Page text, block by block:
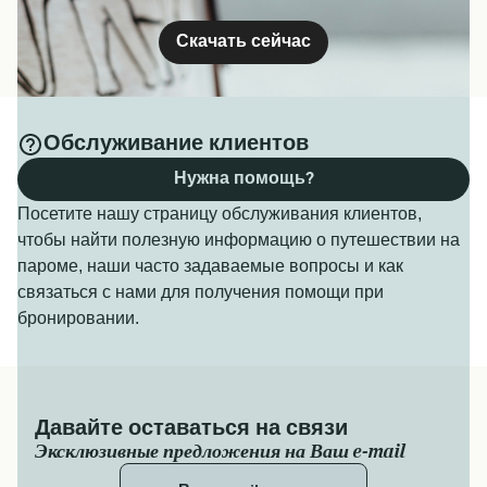
Получить цену
Batam Fast
Получить цену
Majestic Fast
13сообщений ежедневно
Для дополнительной информации, пожалуйста,
посетите нашу страницуПаромы из Johor в Батам.
Скачать сейчас
Обслуживание клиентов
Посетите нашу страницу обслуживания клиентов,
чтобы найти полезную информацию о путешествии на
пароме, наши часто задаваемые вопросы и как
связаться с нами для получения помощи при
бронировании.
Нужна помощь?
Давайте оставаться на связи
Эксклюзивные предложения на Ваш e-mail